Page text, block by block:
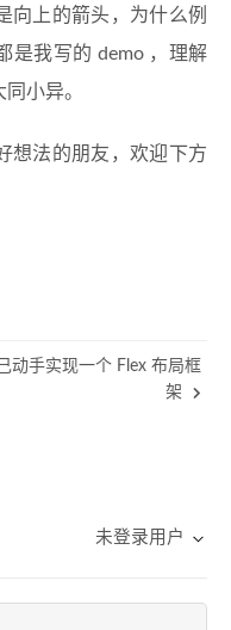
向上的箭头，为什么例
是我写的 demo ，理解
小异。
想法的朋友，欢迎下方
动手实现一个 Flex 布局框
架
未登录用户